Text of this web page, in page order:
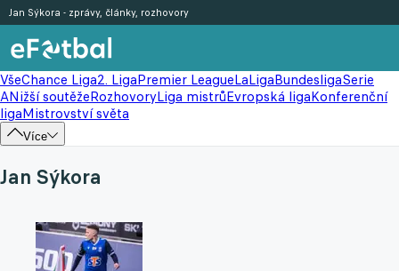
VšeChance Liga2. LigaPremier LeagueLaLigaBundesligaSerie
ANižší soutěžeRozhovoryLiga mistrůEvropská ligaKonferenční
ligaMistrovství světa
Více
Jan Sýkora - zprávy, články, rozhovory
Jan Sýkora